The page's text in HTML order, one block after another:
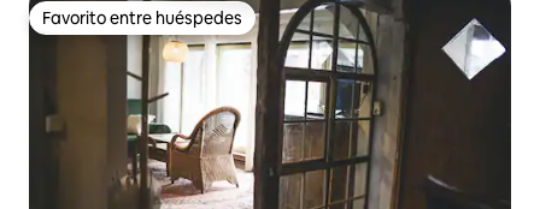
Favorito entre huéspedes
Favorito entre huéspedes